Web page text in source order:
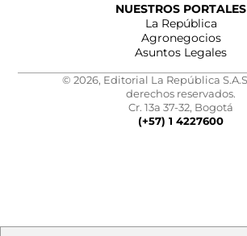
NUESTROS PORTALES
La República
Agronegocios
Asuntos Legales
© 2026, Editorial La República
derechos reservados.
Cr. 13a 37-32, Bogotá
(+57) 1 4227600